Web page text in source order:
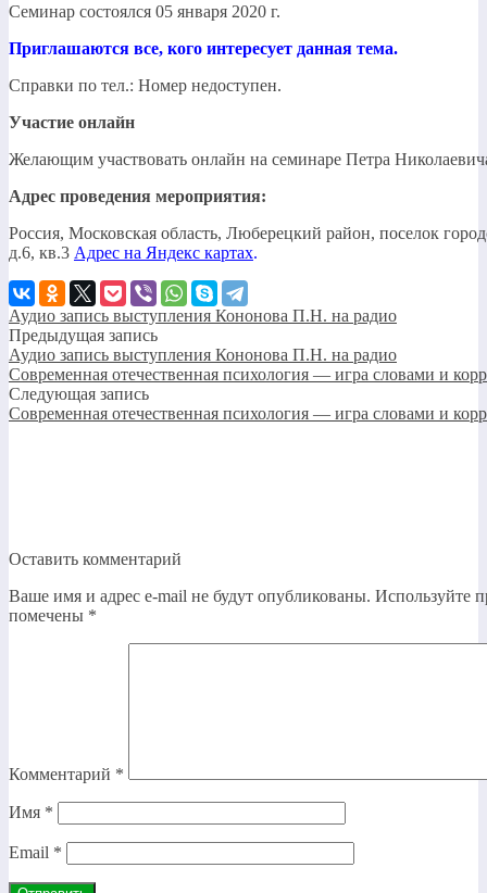
Семинар состоялся 05 января 2020 г.
Приглашаются все, кого интересует данная тема.
Справки по тел.: Номер недоступен.
Участие онлайн
Желающим участвовать онлайн на семинаре Петра
Адрес проведения мероприятия:
Россия, Московская область, Люберецкий район, поселок
д.6, кв.3 Адрес на Яндекс картах.
Аудио запись выступления Кононова П.Н. на радио
Предыдущая запись
Аудио запись выступления Кононова П.Н. на радио
Современная отечественная психология — игра словами и
Следующая запись
Современная отечественная психология — игра словами и
Оставить комментарий
Ваше имя и адрес e-mail не будут опубликованы. Используйте
помечены *
Комментарий *
Имя *
Email *